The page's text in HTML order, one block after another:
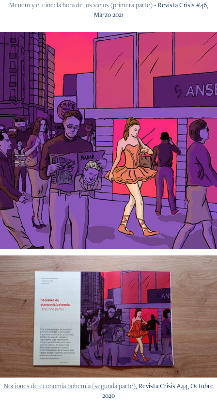
Menem y el cine: la hora de los viejos (primera parte)- Revista Crisis #46,
Marzo 2021
Nociones de economía bohemia (segunda parte), Revista Crisis #44, Octubre
2020